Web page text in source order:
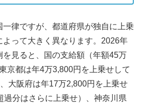
一律ですが、都道府県が独自に上乗
って大きく異なります。2026年
を見ると、国の支給額（年額45万
京都は年4万3,800円を上乗せして
大阪府は年17万2,800円を上乗せ
過分はさらに上乗せ）、神奈川県